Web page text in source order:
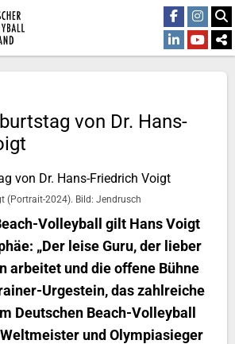
von Dr. Hans-
(Portrait-2024). Bild: Jendrusch
Volleyball gilt Hans Voigt
„Der leise Guru, der lieber
arbeitet und die offene Bühne
Urgestein, das zahlreiche
Deutschen Beach-Volleyball
und Olympiasieger